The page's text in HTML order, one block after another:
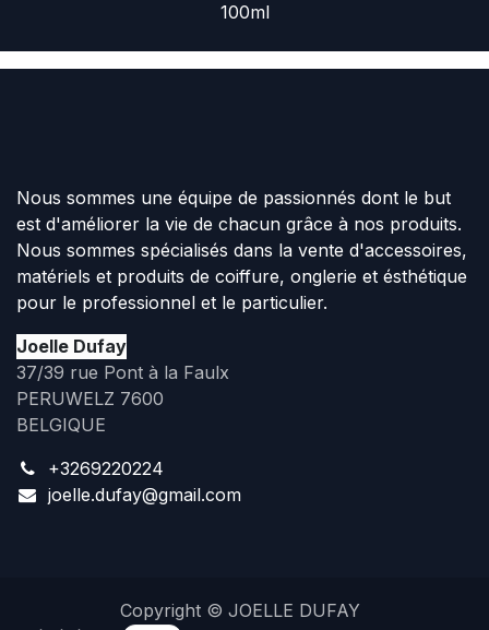
100ml
Nous sommes une équipe de passionnés dont le but
est d'améliorer la vie de chacun grâce à nos produits.
Nous sommes spécialisés dans la vente d'accessoires,
matériels et produits de coiffure, onglerie et ésthétique
pour le professionnel et le particulier.
Joelle Dufay
37/39 rue Pont à la Faulx
PERUWELZ 7600
BELGIQUE
+3269220224
joelle.dufay@gmail.com
Copyright © JOELLE DUFAY